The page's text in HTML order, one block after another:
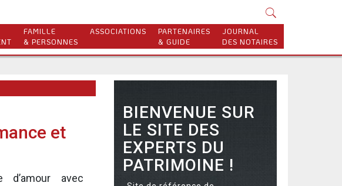
FAMILLE
& PERSONNES
ASSOCIATIONS
PARTENAIRES
& GUIDE
JOURNAL
DES NOTAIRES
et
d’amour avec
BIENVENUE SUR
LE SITE DES
EXPERTS DU
PATRIMOINE !